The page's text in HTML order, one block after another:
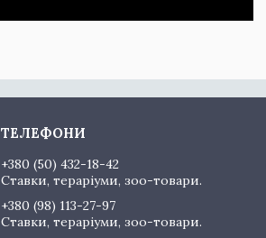
+380 (50) 432-18-42
Ставки, тераріуми, зоо-товари.
+380 (98) 113-27-97
Ставки, тераріуми, зоо-товари.